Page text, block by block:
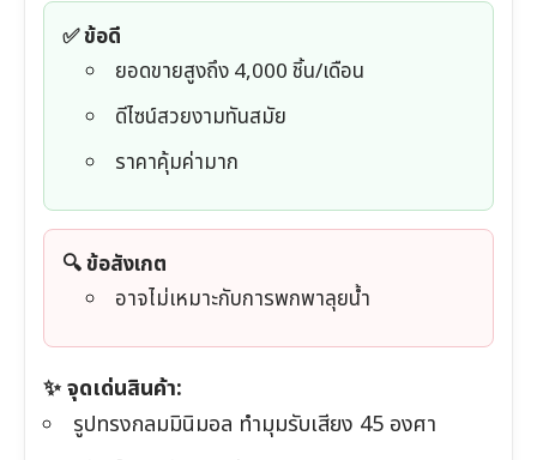
✅ ข้อดี
ยอดขายสูงถึง 4,000 ชิ้น/เดือน
ดีไซน์สวยงามทันสมัย
ราคาคุ้มค่ามาก
🔍 ข้อสังเกต
อาจไม่เหมาะกับการพกพาลุยน้ำ
✨ จุดเด่นสินค้า:
รูปทรงกลมมินิมอล ทำมุมรับเสียง 45 องศา